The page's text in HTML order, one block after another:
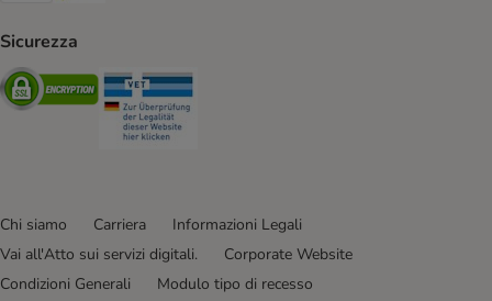
Sicurezza
Security
Chi siamo Carriera
Informazioni Legali
Vai all'Atto sui servizi digitali.
Corporate Website
Condizioni Generali
Modulo tipo di recesso